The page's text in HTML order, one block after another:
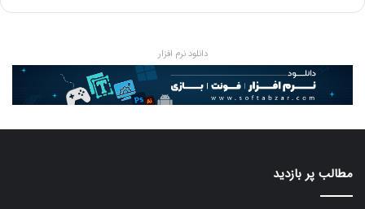
دانلود نرم افزار
مطالب پر بازدید